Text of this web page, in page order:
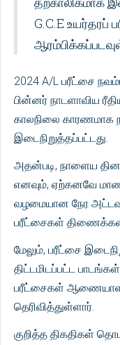
G.C.E உயர்தரப்
2024 A/L பரீட்சை
பின்னர் நாடளாவிய
காலநிலை காரணமாக
இடைநிறுத்தப்பட்டது.
அதன்படி, நாளைய
எனவும், ஏற்கனவே
வழமையான நேர
பரீட்சைகள்
மேலும், பரீட்சை
திட்டமிடப்பட்ட
பரீட்சைகள்
தெரிவித்துள்ளார்.
குறித்த திகதிகள்